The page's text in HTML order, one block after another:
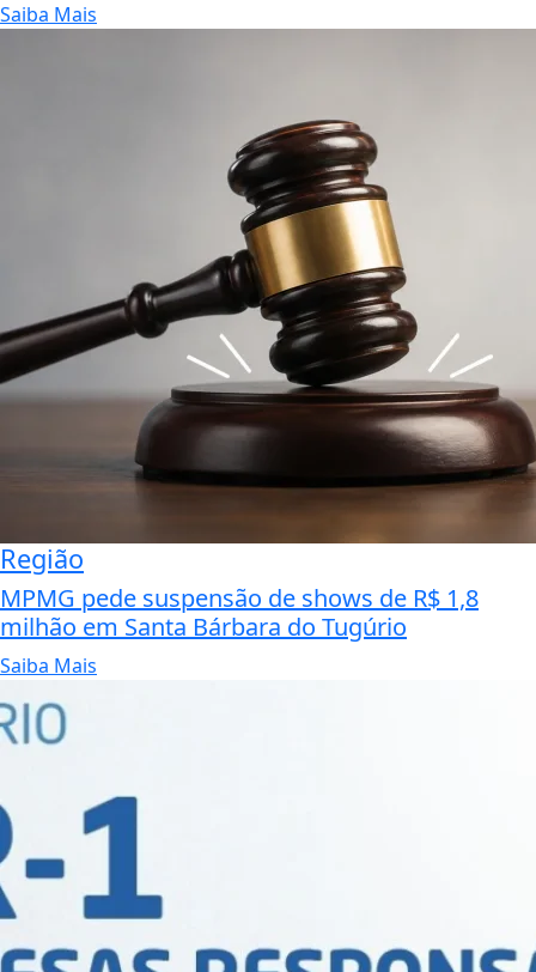
Saiba Mais
Região
MPMG pede suspensão de shows de R$ 1,8
milhão em Santa Bárbara do Tugúrio
Saiba Mais